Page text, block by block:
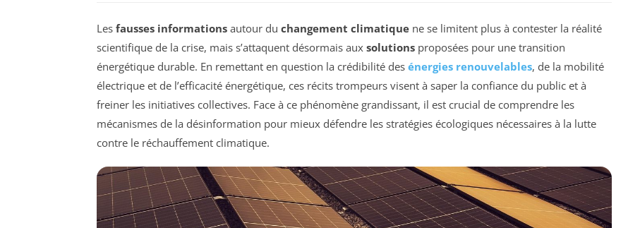
Les fausses informations autour du changement climatique ne se limitent plus à contester la réalité
scientifique de la crise, mais s’attaquent désormais aux solutions proposées pour une transition
énergétique durable. En remettant en question la crédibilité des énergies renouvelables, de la mobilité
électrique et de l’efficacité énergétique, ces récits trompeurs visent à saper la confiance du public et à
freiner les initiatives collectives. Face à ce phénomène grandissant, il est crucial de comprendre les
mécanismes de la désinformation pour mieux défendre les stratégies écologiques nécessaires à la lutte
contre le réchauffement climatique.